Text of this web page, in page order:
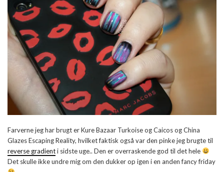
Farverne jeg har brugt er Kure Bazaar Turkoise og Caicos og China
Glazes Escaping Reality, hvilket faktisk også var den pinke jeg brugte til
reverse gradienti sidste uge.. Den er overraskende god til det hele
Det skulle ikke undre mig om den dukker op igen i en anden fancy friday